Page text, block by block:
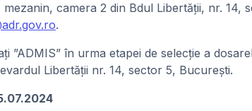
mezanin, camera 2 din Bdul Libertății, nr.
.
”ADMIS” în urma etapei de selecție a
Libertății nr. 14, sector 5, București.